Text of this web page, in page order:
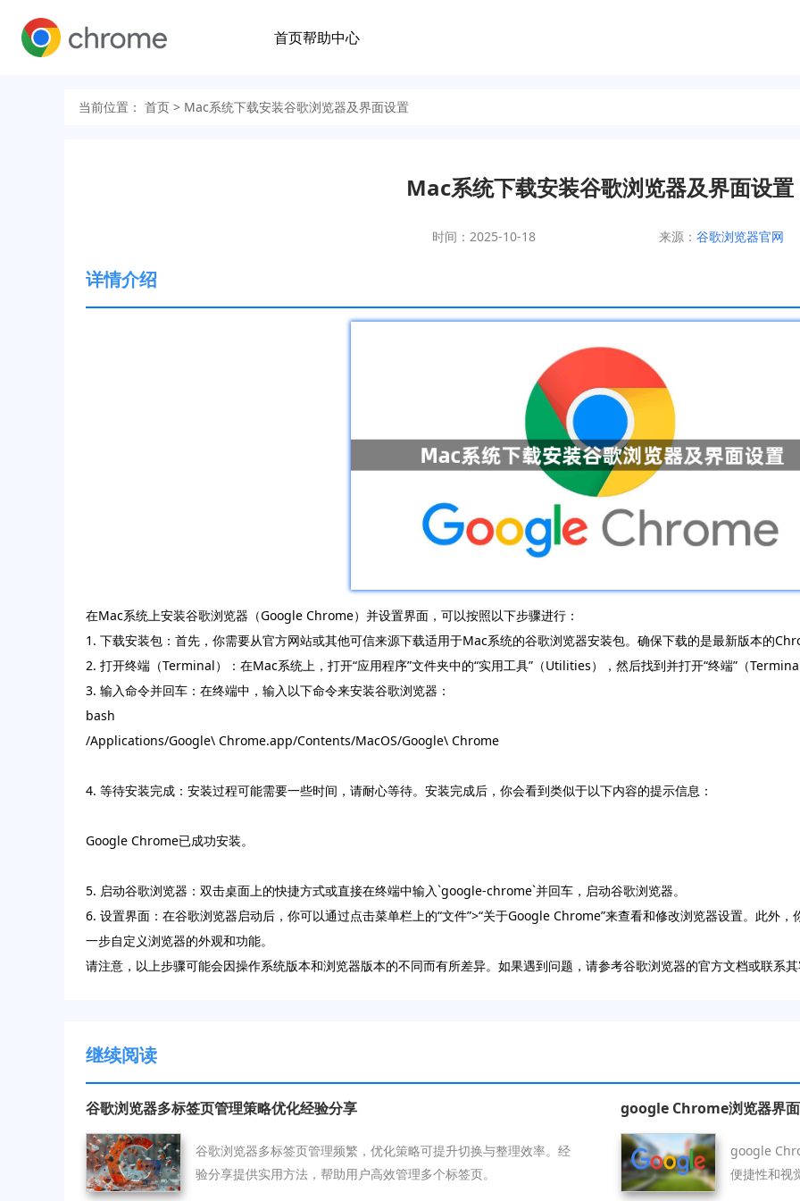
首页帮助中心
当前位置： 首页 > Mac系统下载安装谷歌浏览器及界面设置
Mac系统下载安装谷歌浏览器及界面设置
时间：2025-10-18 来源： 谷歌浏览器官网
详情介绍
在Mac系统上安装谷歌浏览器（Google Chrome）并设置界面，可以按照以下步骤进行：
1. 下载安装包：首先，你需要从官方网站或其他可信来源下载适用于Mac系统的谷歌浏览器安装包。确保下载的是最新版本的
2. 打开终端（Terminal）：在Mac系统上，打开“应用程序”文件夹中的“实用工具”（Utilities），然后找到并打开“终端”（Terminal
3. 输入命令并回车：在终端中，输入以下命令来安装谷歌浏览器：
bash
/Applications/Google\ Chrome.app/Contents/MacOS/Google\ Chrome
4. 等待安装完成：安装过程可能需要一些时间，请耐心等待。安装完成后，你会看到类似于以下内容的提示信息：
Google Chrome已成功安装。
5. 启动谷歌浏览器：双击桌面上的快捷方式或直接在终端中输入`google-chrome`并回车，启动谷歌浏览器。
6. 设置界面：在谷歌浏览器启动后，你可以通过点击菜单栏上的“文件”>“关于Google Chrome”来查看和修改浏览器设置。此外
一步自定义浏览器的外观和功能。
请注意，以上步骤可能会因操作系统版本和浏览器版本的不同而有所差异。如果遇到问题，请参考谷歌浏览器的官方文档或联系其
继续阅读
谷歌浏览器多标签页管理策略优化经验分享
谷歌浏览器多标签页管理频繁，优化策略可提升切换与整理效率。经
验分享提供实用方法，帮助用户高效管理多个标签页。
google Chrome浏览器界
google
便捷性和视